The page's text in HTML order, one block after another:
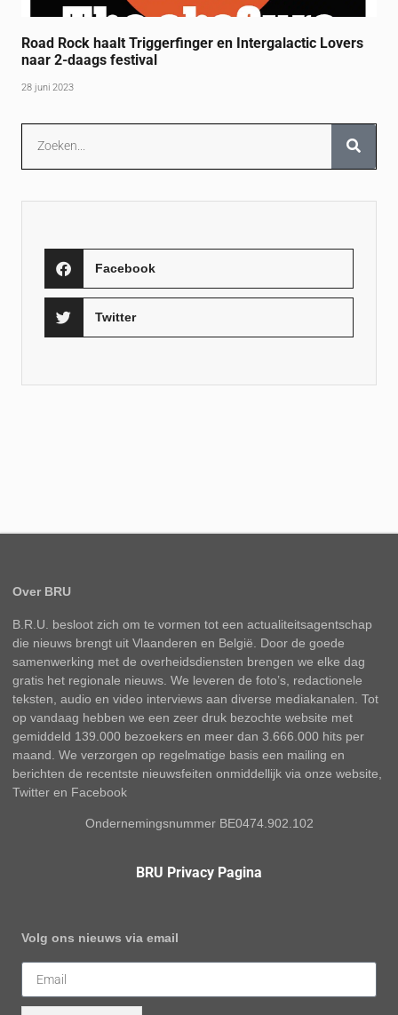
Road Rock haalt Triggerfinger en Intergalactic Lovers
naar 2-daags festival
28 juni 2023
Facebook
Twitter
Over BRU
B.R.U. besloot zich om te vormen tot een actualiteitsagentschap
die nieuws brengt uit Vlaanderen en België. Door de goede
samenwerking met de overheidsdiensten brengen we elke dag
gratis het regionale nieuws. We leveren de foto’s, redactionele
teksten, audio en video interviews aan diverse mediakanalen. Tot
op vandaag hebben we een zeer druk bezochte website met
gemiddeld 139.000 bezoekers en meer dan 3.666.000 hits per
maand. We verzorgen op regelmatige basis een mailing en
berichten de recentste nieuwsfeiten onmiddellijk via onze website,
Twitter en Facebook
Ondernemingsnummer BE0474.902.102
BRU Privacy Pagina
Volg ons nieuws via email